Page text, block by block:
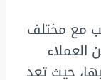
مع مختلف
حيث تعد